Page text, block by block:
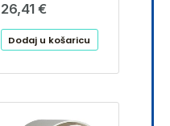
26,41 €
Dodaj u košaricu